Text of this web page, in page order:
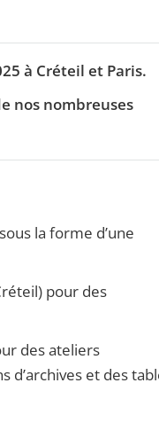
à Créteil et Paris.
nos nombreuses
la forme d’une
pour des
des ateliers
d’archives et des